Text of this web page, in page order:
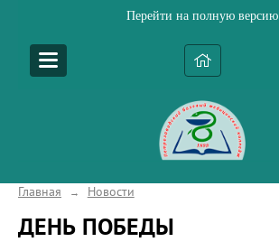
Перейти на полную версию
Главная → Новости
ДЕНЬ ПОБЕДЫ